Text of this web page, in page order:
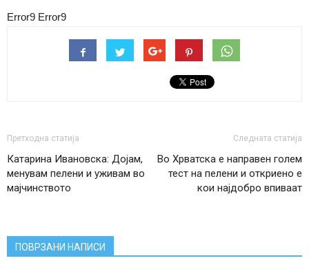
Error9 Error9
Претходна статија
Катарина Ивановска: Дојам,
менувам пелени и уживам во
мајчинството
Следната статија
Во Хрватска е направен голем
тест на пелени и откриено е
кои најдобро впиваат
ПОВРЗАНИ НАПИСИ